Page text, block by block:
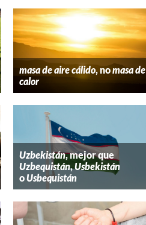
masa de aire cálido, nomasa de
calor
Uzbekistán, mejor que
Uzbequistán,Usbekistán
oUsbequistán